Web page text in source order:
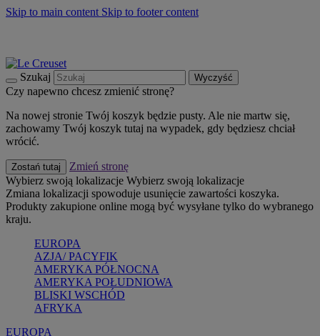
Skip to main content Skip to footer content
Szukaj Wyczyść
Czy napewno chcesz zmienić stronę?
Na nowej stronie Twój koszyk będzie pusty. Ale nie martw się,
zachowamy Twój koszyk tutaj na wypadek, gdy będziesz chciał
wrócić.
Zostań tutaj
Zmień stronę
Wybierz swoją lokalizacje Wybierz swoją lokalizacje
Zmiana lokalizacji spowoduje usunięcie zawartości koszyka.
Produkty zakupione online mogą być wysyłane tylko do wybranego
kraju.
EUROPA
AZJA/ PACYFIK
AMERYKA PÓŁNOCNA
AMERYKA POŁUDNIOWA
BLISKI WSCHÓD
AFRYKA
EUROPA